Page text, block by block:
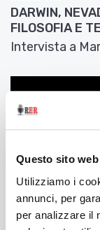
Questo sito
Utilizziamo i
annunci, per
per analizzare il
DARWIN,
FILOSOFIA E
Intervista a